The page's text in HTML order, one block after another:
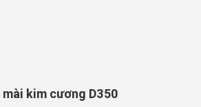
mài kim cương D350